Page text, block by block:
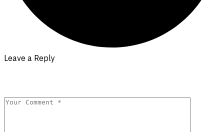
Leave a Reply